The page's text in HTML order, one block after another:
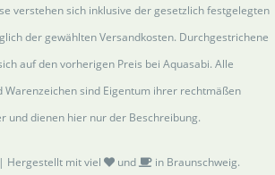
verstehen sich inklusive der gesetzlich festgelegten
der gewählten Versandkosten. Durchgestrichene
auf den vorherigen Preis bei Aquasabi. Alle
Warenzeichen sind Eigentum ihrer rechtmäßen
und dienen hier nur der Beschreibung.
Hergestellt mit viel und in Braunschweig.